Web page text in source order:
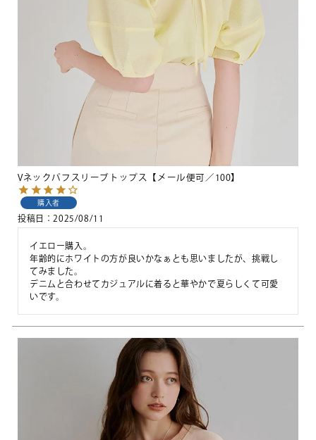
Vネックパフスリーブトップス【メール便可／100】
購入者
投稿日 2025/08/11
イエロー購入。
年齢的にホワイトの方が良いかなぁとも思いましたが、挑戦し
てみました。
デニムと合わせてカジュアルに着ると華やかで夏らしくて可愛
いです。